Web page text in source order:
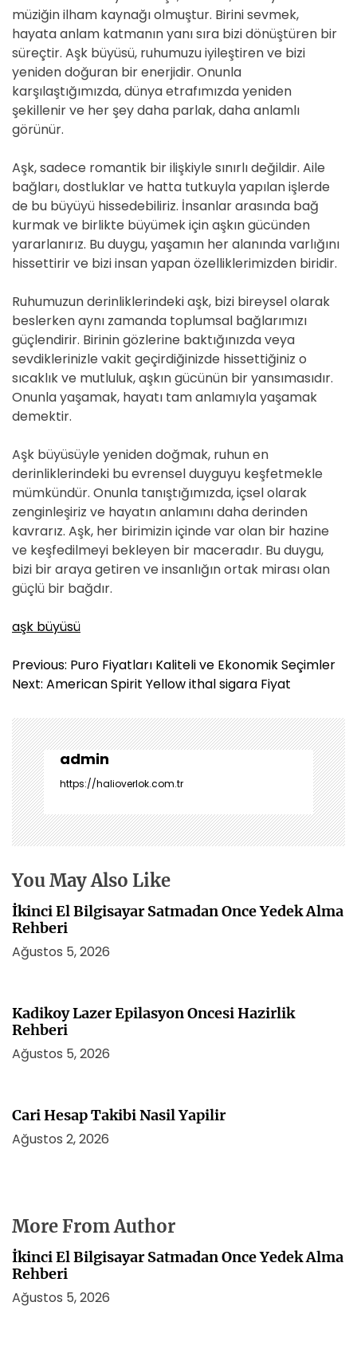
müziğin ilham kaynağı olmuştur. Birini sevmek,
hayata anlam katmanın yanı sıra bizi dönüştüren bir
süreçtir. Aşk büyüsü, ruhumuzu iyileştiren ve bizi
yeniden doğuran bir enerjidir. Onunla
karşılaştığımızda, dünya etrafımızda yeniden
şekillenir ve her şey daha parlak, daha anlamlı
görünür.
Aşk, sadece romantik bir ilişkiyle sınırlı değildir. Aile
bağları, dostluklar ve hatta tutkuyla yapılan işlerde
de bu büyüyü hissedebiliriz. İnsanlar arasında bağ
kurmak ve birlikte büyümek için aşkın gücünden
yararlanırız. Bu duygu, yaşamın her alanında varlığını
hissettirir ve bizi insan yapan özelliklerimizden biridir.
Ruhumuzun derinliklerindeki aşk, bizi bireysel olarak
beslerken aynı zamanda toplumsal bağlarımızı
güçlendirir. Birinin gözlerine baktığınızda veya
sevdiklerinizle vakit geçirdiğinizde hissettiğiniz o
sıcaklık ve mutluluk, aşkın gücünün bir yansımasıdır.
Onunla yaşamak, hayatı tam anlamıyla yaşamak
demektir.
Aşk büyüsüyle yeniden doğmak, ruhun en
derinliklerindeki bu evrensel duyguyu keşfetmekle
mümkündür. Onunla tanıştığımızda, içsel olarak
zenginleşiriz ve hayatın anlamını daha derinden
kavrarız. Aşk, her birimizin içinde var olan bir hazine
ve keşfedilmeyi bekleyen bir maceradır. Bu duygu,
bizi bir araya getiren ve insanlığın ortak mirası olan
güçlü bir bağdır.
aşk büyüsü
Y
a
ı
g
e
z
i
n
m
s
i
Previous: Puro Fiyatları Kaliteli ve Ekonomik Seçimler
Next: American Spirit Yellow ithal sigara Fiyat
admin
https://halioverlok.com.tr
You May Also Like
İkinci El Bilgisayar Satmadan Once Yedek Alma
Rehberi
Ağustos 5, 2026
Kadikoy Lazer Epilasyon Oncesi Hazirlik
Rehberi
Ağustos 5, 2026
Cari Hesap Takibi Nasil Yapilir
Ağustos 2, 2026
More From Author
İkinci El Bilgisayar Satmadan Once Yedek Alma
Rehberi
Ağustos 5, 2026